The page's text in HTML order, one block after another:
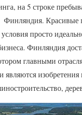
на 5 строке
Финляндия. Красивые
просто
Финляндия
главными